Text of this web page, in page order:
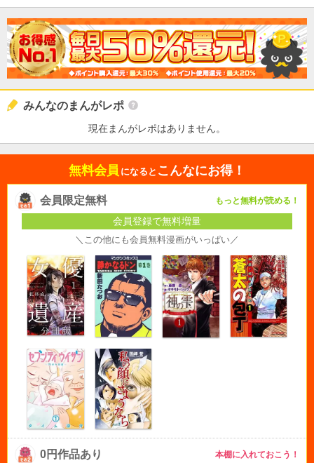
みんなのまんがレポ
現在まんがレポはありません。
無料会員 になると こんなにお得！
会員限定無料 もっと無料が読める！
会員登録で無料増量
＼この他にも会員無料漫画がいっぱい／
0円作品あり 本棚に入れておこう！